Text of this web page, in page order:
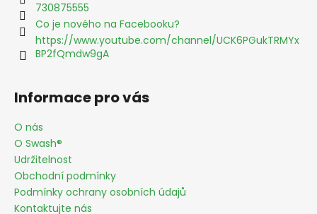
730875555
Co je nového na Facebooku?
https://www.youtube.com/channel/UCK6PGukTRMYx
BP2fQmdw9gA
Informace pro vás
O nás
O Swash®
Udržitelnost
Obchodní podmínky
Podmínky ochrany osobních údajů
Kontaktujte nás